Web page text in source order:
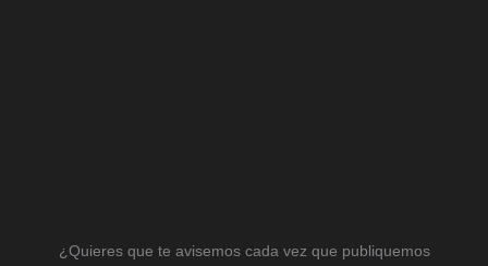
¿Quieres que te avisemos cada vez que publiquemos